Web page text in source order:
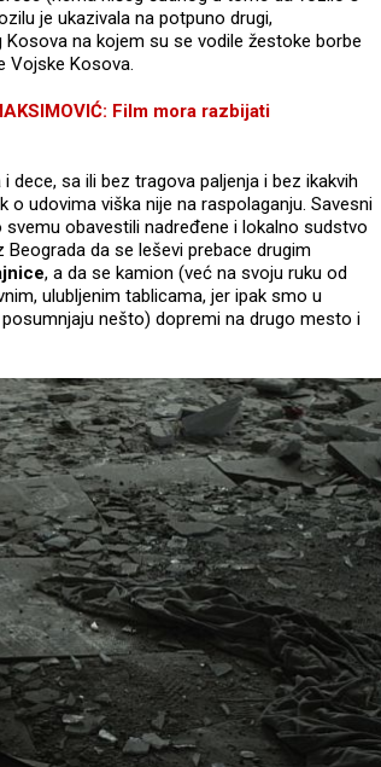
je ukazivala na potpuno drugi,
na kojem su se vodile žestoke borbe
Vojske Kosova.
Film mora razbijati
dece, sa ili bez tragova paljenja i bez ikakvih
udovima viška nije na raspolaganju. Savesni
obavestili nadređene i lokalno sudstvo
da se leševi prebace drugim
, a da se kamion (već na svoju ruku od
ulubljenim tablicama, jer ipak smo u
nešto) dopremi na drugo mesto i